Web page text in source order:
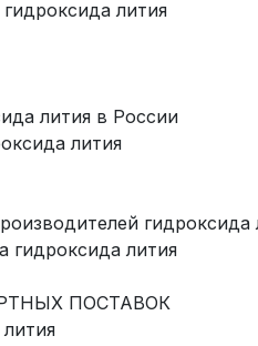
лития
лития в России
лития
гидроксида
гидроксида лития
ПОСТАВОК